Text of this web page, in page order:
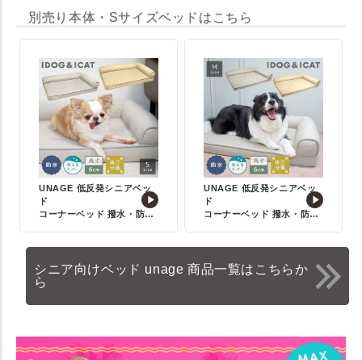
別売り本体・Sサイズベッドはこちら
UNAGE 低反発シニアベッ
ド
コーナーベッド 撥水・防水
UNAGE 低反発シニアベッ
ド
コーナーベッド 撥水・防水
シニア向けベッド unage 商品一覧はこちらか
ら